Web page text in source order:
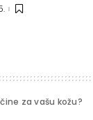
za vašu kožu?